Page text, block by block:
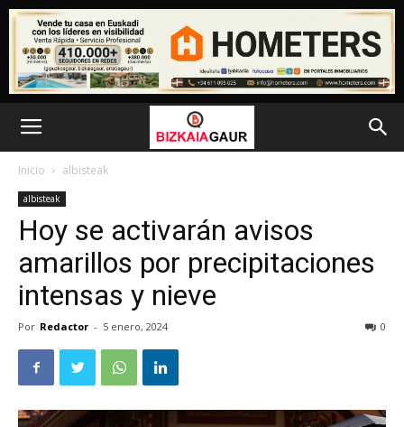
Inicio albisteak
albisteak
Hoy se activarán avisos
amarillos por precipitaciones
intensas y nieve
Por Redactor - 5 enero, 2024 0